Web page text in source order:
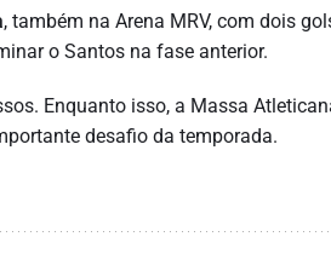
, também na Arena MRV, com dois
o Santos na fase anterior.
Enquanto isso, a Massa
desafio da temporada.